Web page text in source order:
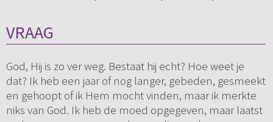
VRAAG
God, Hij is zo ver weg. Bestaat hij echt? Hoe weet je
dat? Ik heb een jaar of nog langer, gebeden, gesmeekt
en gehoopt of ik Hem mocht vinden, maar ik merkte
niks van God. Ik heb de moed opgegeven, maar laatst